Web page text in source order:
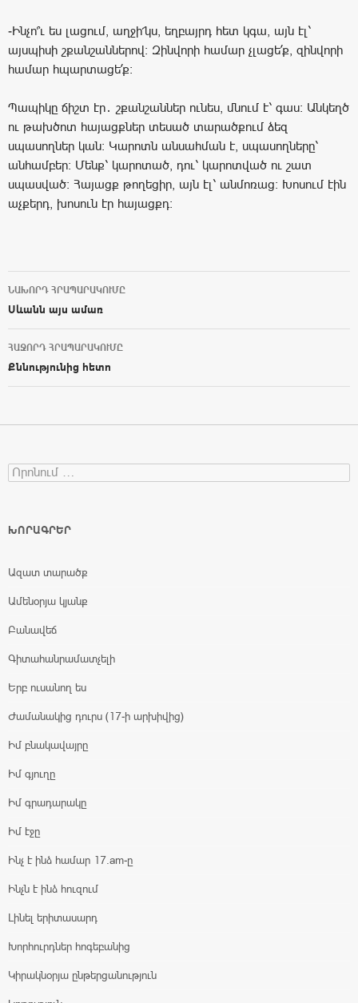
-Ինչո՞ւ ես լացում, աղջի՜կս, եղբայրդ հետ կգա, այն էլ՝
այսպիսի շքանշաններով։ Զինվորի համար չլացե՛ք, զինվորի
համար հպարտացե՛ք։
Պապիկը ճիշտ էր․ շքանշաններ ունես, մնում է՝ գաս։ Անկեղծ
ու թախծոտ հայացքներ տեսած տարածքում ձեզ
սպասողներ կան։ Կարոտն անսահման է, սպասողները՝
անհամբեր։ Մենք՝ կարոտած, դու՝ կարոտված ու շատ
սպասված։ Հայացք թողեցիր, այն էլ՝ անմոռաց։ Խոսում էին
աչքերդ, խոսուն էր հայացքդ։
Post navigation
ՆԱԽՈՐԴ ՀՐԱՊԱՐԱԿՈՒՄԸ
Սևանն այս ամառ
ՀԱՋՈՐԴ ՀՐԱՊԱՐԱԿՈՒՄԸ
Քննությունից հետո
Search for:
ԽՈՐԱԳՐԵՐ
Ազատ տարածք
Ամենօրյա կյանք
Բանավեճ
Գիտահանրամատչելի
Երբ ուսանող ես
Ժամանակից դուրս (17-ի արխիվից)
Իմ բնակավայրը
Իմ գյուղը
Իմ գրադարակը
Իմ էջը
Ինչ է ինձ համար 17.am-ը
Ինչն է ինձ հուզում
Լինել երիտասարդ
Խորհուրդներ հոգեբանից
Կիրակնօրյա ընթերցանություն